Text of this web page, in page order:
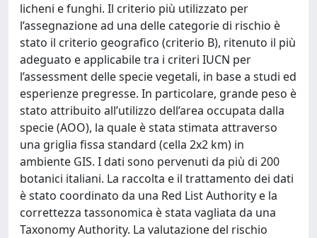
licheni e funghi. Il criterio più utilizzato per
l’assegnazione ad una delle categorie di rischio è
stato il criterio geografico (criterio B), ritenuto il più
adeguato e applicabile tra i criteri IUCN per
l’assessment delle specie vegetali, in base a studi ed
esperienze pregresse. In particolare, grande peso è
stato attribuito all’utilizzo dell’area occupata dalla
specie (AOO), la quale è stata stimata attraverso
una griglia fissa standard (cella 2x2 km) in
ambiente GIS. I dati sono pervenuti da più di 200
botanici italiani. La raccolta e il trattamento dei dati
è stato coordinato da una Red List Authority e la
correttezza tassonomica è stata vagliata da una
Taxonomy Authority. La valutazione del rischio